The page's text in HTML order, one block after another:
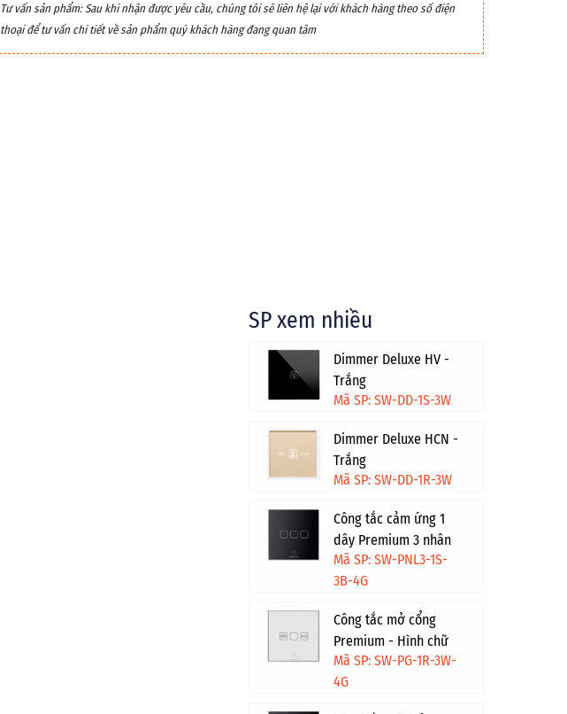
Tư vấn sản phẩm: Sau khi nhận được yêu cầu, chúng tôi sẽ liên hệ lại với khách hàng theo số điện
thoại để tư vấn chi tiết về sản phẩm quý khách hàng đang quan tâm
SP xem nhiều
Dimmer Deluxe HV -
Trắng
Mã SP: SW-DD-1S-3W
Dimmer Deluxe HCN -
Trắng
Mã SP: SW-DD-1R-3W
Công tắc cảm ứng 1
dây Premium 3 nhân
HV - Đen viền vàng
Mã SP: SW-PNL3-1S-
3B-4G
Công tắc mở cổng
Premium - Hình chữ
nhật - Trắng viền vàng
Mã SP: SW-PG-1R-3W-
4G